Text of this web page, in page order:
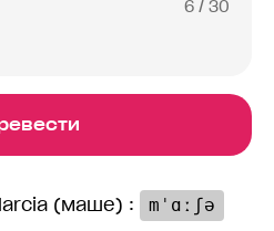
6 / 30
(маше) : mˈɑːʃə